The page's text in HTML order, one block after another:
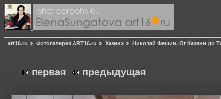
art16.ru Фотогалерея ART16.ru Хазинэ Николай Фешин. От Казани до
первая предыдущая